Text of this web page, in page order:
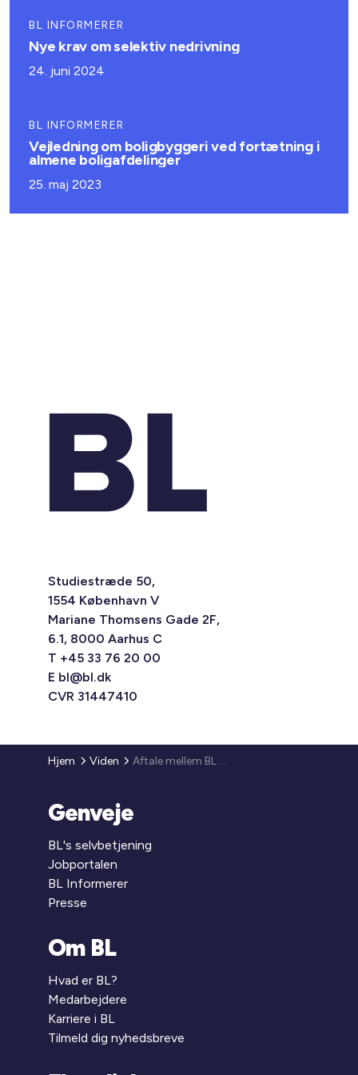
BL INFORMERER
Nye krav om selektiv nedrivning
24. juni 2024
BL INFORMERER
Vejledning om boligbyggeri ved fortætning i
almene boligafdelinger
25. maj 2023
Studiestræde 50,
1554 København V
Mariane Thomsens Gade 2F,
6.1, 8000 Aarhus C
T +45 33 76 20 00
E bl@bl.dk
CVR 31447410
Hjem Viden Aftale mellem BL og Dansk Byggeri om fravigelser til AB 18
Genveje
BL's selvbetjening
Jobportalen
BL Informerer
Presse
Om BL
Hvad er BL?
Medarbejdere
Karriere i BL
Tilmeld dig nyhedsbreve